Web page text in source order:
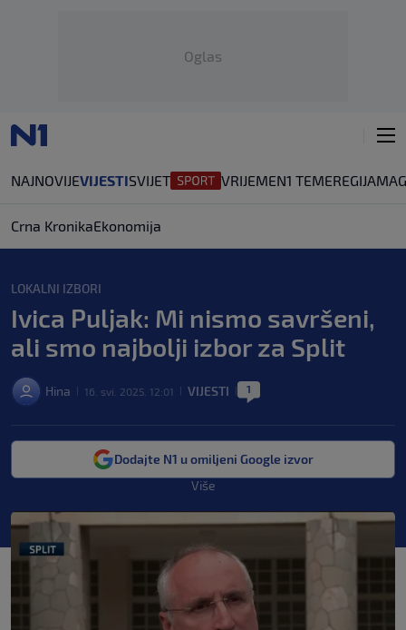
Oglas
NAJNOVIJEVIJESTISVIJET VRIJEMEN1 TEMEREGIJA
Crna KronikaEkonomija
LOKALNI IZBORI
Ivica Puljak: Mi nismo savršeni,
ali smo najbolji izbor za Split
Hina 16. svi. 2025. 12:01 VIJESTI 1
Dodajte N1 u omiljeni Google izvor
Više